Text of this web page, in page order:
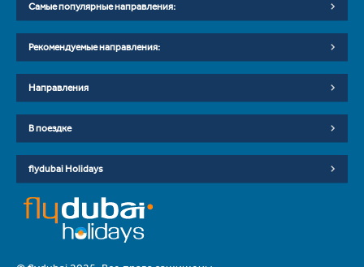
Самые популярные направления:
Рекомендуемые направления:
Направления
В поездке
flydubai Holidays